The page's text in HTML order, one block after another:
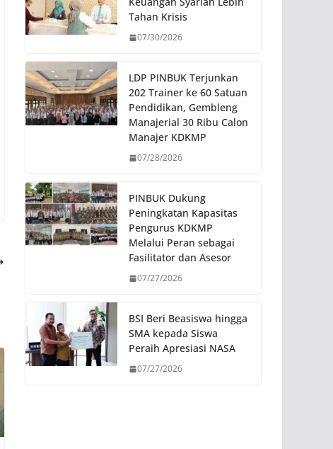
Tahan Krisis
07/30/2026
LDP PINBUK Terjunkan
202 Trainer ke 60 Satuan
Pendidikan, Gembleng
Manajerial 30 Ribu Calon
Manajer KDKMP
07/28/2026
PINBUK Dukung
Peningkatan Kapasitas
Pengurus KDKMP
Melalui Peran sebagai
Fasilitator dan Asesor
07/27/2026
BSI Beri Beasiswa hingga
SMA kepada Siswa
Peraih Apresiasi NASA
07/27/2026